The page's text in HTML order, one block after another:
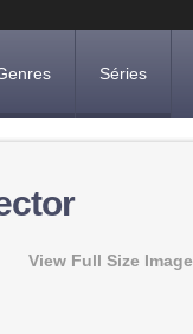
Séries
View Full Size Image